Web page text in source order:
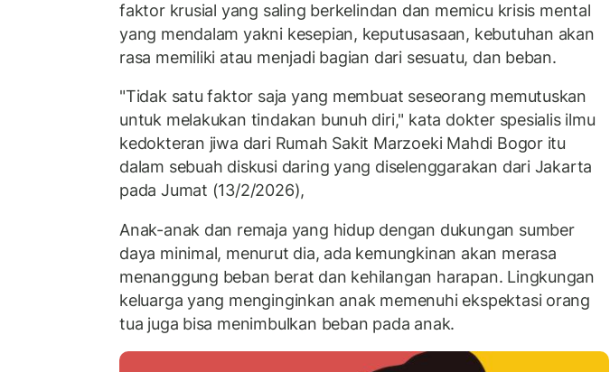
faktor krusial yang saling berkelindan dan memicu krisis mental
yang mendalam yakni kesepian, keputusasaan, kebutuhan akan
rasa memiliki atau menjadi bagian dari sesuatu, dan beban.
"Tidak satu faktor saja yang membuat seseorang memutuskan
untuk melakukan tindakan bunuh diri," kata dokter spesialis ilmu
kedokteran jiwa dari Rumah Sakit Marzoeki Mahdi Bogor itu
dalam sebuah diskusi daring yang diselenggarakan dari Jakarta
pada Jumat (13/2/2026),
Anak-anak dan remaja yang hidup dengan dukungan sumber
daya minimal, menurut dia, ada kemungkinan akan merasa
menanggung beban berat dan kehilangan harapan. Lingkungan
keluarga yang menginginkan anak memenuhi ekspektasi orang
tua juga bisa menimbulkan beban pada anak.